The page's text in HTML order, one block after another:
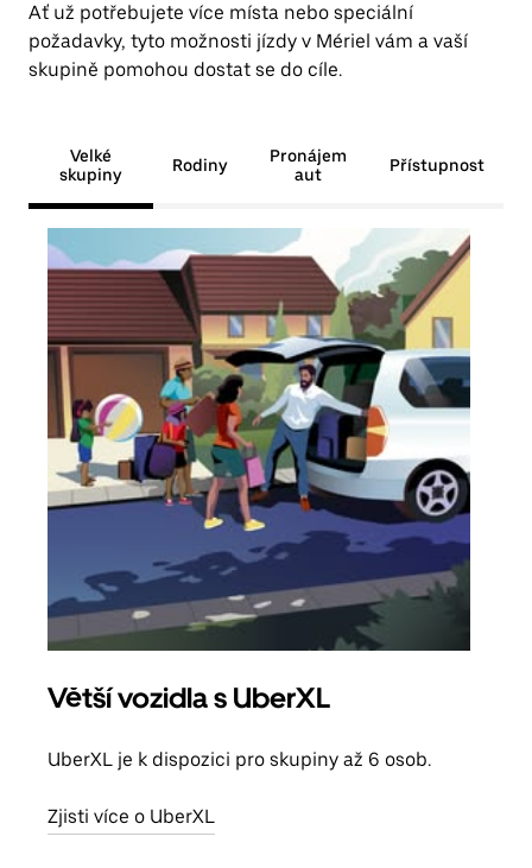
Ať už potřebujete více místa nebo speciální
požadavky, tyto možnosti jízdy v Mériel vám a vaší
skupině pomohou dostat se do cíle.
Velké
skupiny
Rodiny
Pronájem
aut
Přístupnost
Větší vozidla s UberXL
UberXL je k dispozici pro skupiny až 6 osob.
Zjisti více o UberXL